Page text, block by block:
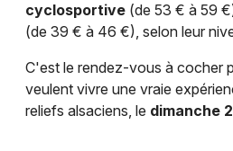
cyclosportive (de 53 € à 59
(de 39 € à 46 €), selon leur
C'est le rendez-vous à cocher
veulent vivre une vraie
reliefs alsaciens, le dimanche